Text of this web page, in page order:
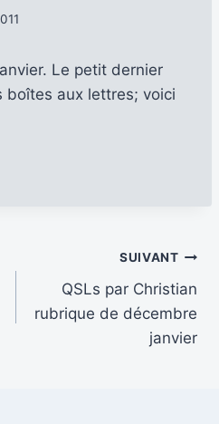
Le petit dernier
boîtes aux lettres; voici
SUIVANT
QSLs par Christian
rubrique de décembre
janvier